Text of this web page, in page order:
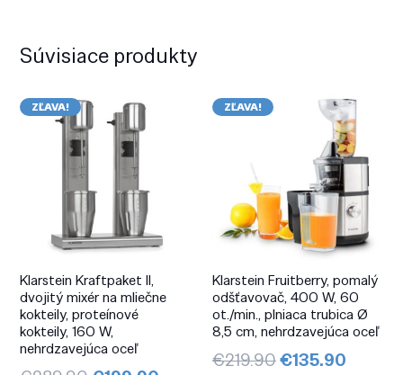
Súvisiace produkty
ZĽAVA!
Klarstein Kraftpaket II,
dvojitý mixér na mliečne
kokteily, proteínové
kokteily, 160 W,
nehrdzavejúca oceľ
ZĽAVA!
Klarstein Fruitberry, pomalý
odšťavovač, 400 W, 60
ot./min., plniaca trubica Ø
8,5 cm, nehrdzavejúca oceľ
€219.90Pôvodná
€135.90